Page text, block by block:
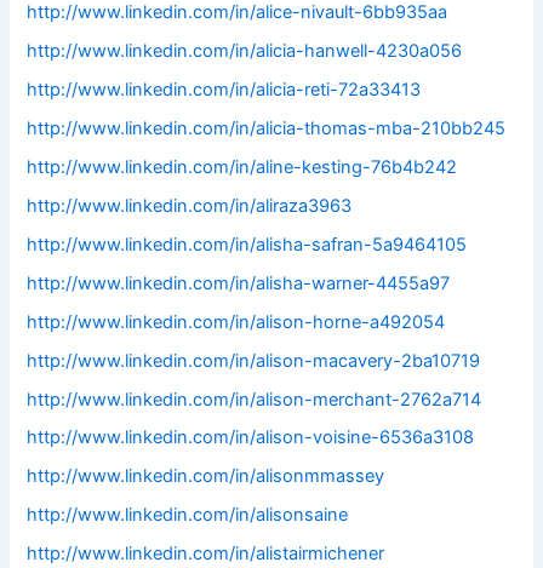
http://www.linkedin.com/in/alice-nivault-6bb935aa
http://www.linkedin.com/in/alicia-hanwell-4230a056
http://www.linkedin.com/in/alicia-reti-72a33413
http://www.linkedin.com/in/alicia-thomas-mba-210bb245
http://www.linkedin.com/in/aline-kesting-76b4b242
http://www.linkedin.com/in/aliraza3963
http://www.linkedin.com/in/alisha-safran-5a9464105
http://www.linkedin.com/in/alisha-warner-4455a97
http://www.linkedin.com/in/alison-horne-a492054
http://www.linkedin.com/in/alison-macavery-2ba10719
http://www.linkedin.com/in/alison-merchant-2762a714
http://www.linkedin.com/in/alison-voisine-6536a3108
http://www.linkedin.com/in/alisonmmassey
http://www.linkedin.com/in/alisonsaine
http://www.linkedin.com/in/alistairmichener